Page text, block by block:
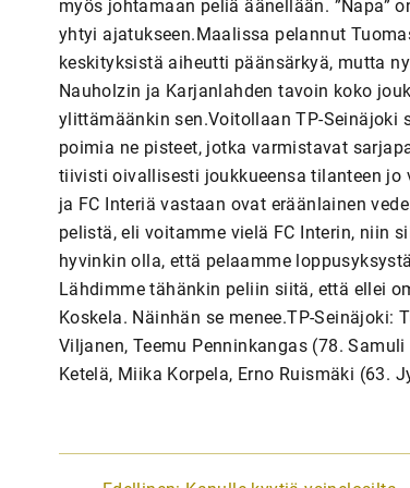
myös johtamaan peliä äänellään. ”Napa”
yhtyi ajatukseen.Maalissa pelannut
keskityksistä aiheutti päänsärkyä, mutta
Nauholzin ja Karjanlahden tavoin koko
ylittämäänkin sen.Voitollaan TP-Seinäjoki
poimia ne pisteet, jotka varmistavat
tiivisti oivallisesti joukkueensa tilanteen jo
ja FC Interiä vastaan ovat eräänlainen
pelistä, eli voitamme vielä FC Interin, niin
hyvinkin olla, että pelaamme
Lähdimme tähänkin peliin siitä, että ellei
Koskela. Näinhän se menee.TP-Seinäjoki:
Viljanen, Teemu Penninkangas (78.
Ketelä, Miika Korpela, Erno Ruismäki (63.